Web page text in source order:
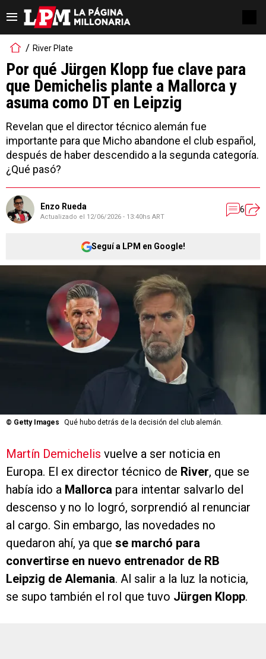
River Plate
Por qué Jürgen Klopp fue clave para
que Demichelis plante a Mallorca y
asuma como DT en Leipzig
Revelan que el director técnico alemán fue
importante para que Micho abandone el club español,
después de haber descendido a la segunda categoría.
¿Qué pasó?
Enzo Rueda
Actualizado el 12/06/2026 - 13:40hs ART
6
Seguí a LPM en Google!
© Getty Images Qué hubo detrás de la decisión del club alemán.
Martín Demichelis vuelve a ser noticia en
Europa. El ex director técnico de River, que se
había ido a Mallorca para intentar salvarlo del
descenso y no lo logró, sorprendió al renunciar
al cargo. Sin embargo, las novedades no
quedaron ahí, ya que se marchó para
convertirse en nuevo entrenador de RB
Leipzig de Alemania. Al salir a la luz la noticia,
se supo también el rol que tuvo Jürgen Klopp.